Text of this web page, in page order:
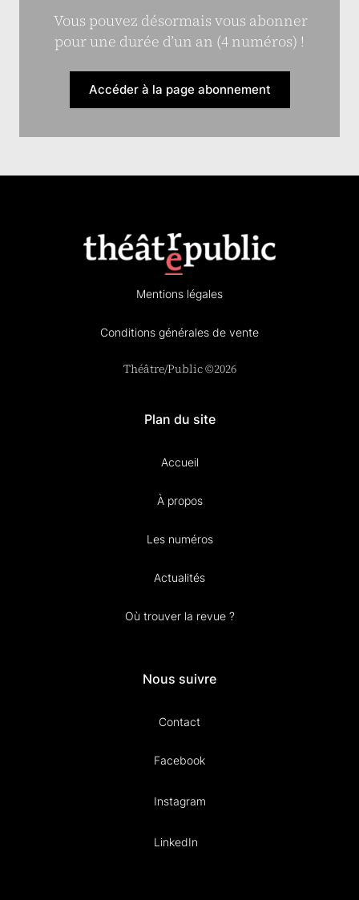
Vous pouvez désormais vous abonner
pour une durée d’un an (4 numéros) !
Accéder à la page abonnement
Mentions légales
Conditions générales de vente
Théâtre/Public ©2026
Plan du site
Accueil
À propos
Les numéros
Actualités
Où trouver la revue ?
Nous suivre
Contact
Facebook
Instagram
LinkedIn